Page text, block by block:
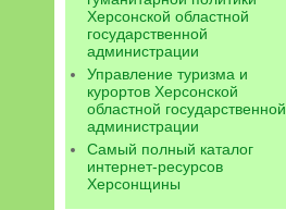
Херсонской областной
государственной
администрации
Управление туризма и
курортов Херсонской
областной государственной
администрации
Самый полный каталог
интернет-ресурсов
Херсонщины